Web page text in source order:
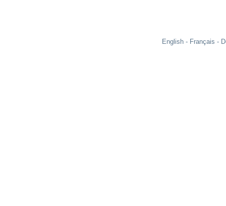
English Français